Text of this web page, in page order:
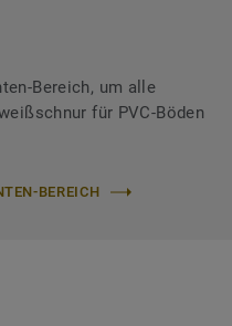
Bereich, um alle
für PVC-Böden
BEREICH